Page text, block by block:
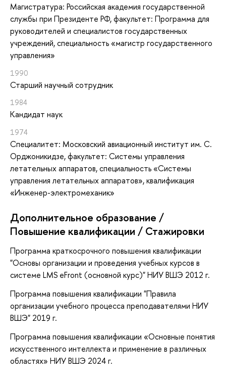
Магистратура: Российская академия государственной
службы при Президенте РФ, факультет: Программа для
руководителей и специалистов государственных
учреждений, специальность «магистр государственного
управления»
1990
Старший научный сотрудник
1984
Кандидат наук
1974
Специалитет: Московский авиационный институт им. С.
Орджоникидзе, факультет: Системы управления
летательных аппаратов, специальность «Системы
управления летательных аппаратов», квалификация
«Инженер-электромеханик»
Дополнительное образование /
Повышение квалификации / Стажировки
Программа краткосрочного повышения квалификации
"Основы организации и проведения учебных курсов в
системе LMS eFront (основной курс)" НИУ ВШЭ 2012 г.
Программа повышения квалификации "Правила
организации учебного процесса преподавателями НИУ
ВШЭ" 2019 г.
Программа повышения квалификации «Основные понятия
искусственного интеллекта и применение в различных
областях» НИУ ВШЭ 2024 г.